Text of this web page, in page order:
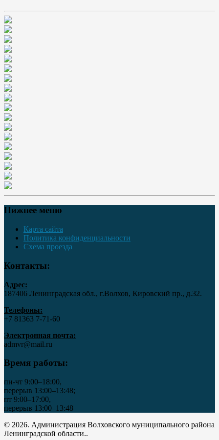
Нижнее меню
Карта сайта
Политика конфиденциальности
Схема проезда
Контакты:
Адрес:
187406 Ленинградская обл., г.Волхов, Кировский пр., д.32.
Телефоны:
+7 81363 7‑71-60
Электронная почта:
admvr@mail.ru
Время работы:
пн-чт 9:00–18:00,
перерыв 13:00–13:48;
пт 9:00–17:00,
перерыв 13:00–13:48
© 2026. Администрация Волховского муниципального района
Ленинградской области..